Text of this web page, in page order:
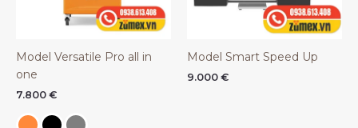
Model Versatile Pro all in
one
7.800 €
Model Smart Speed Up
9.000 €